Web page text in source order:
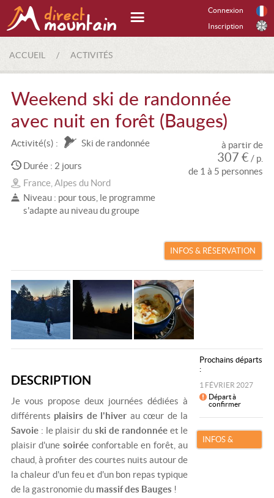
Connexion
Inscription
ACCUEIL / ACTIVITÉS
Weekend ski de randonnée
avec nuit en forêt (Bauges)
Activité(s) : Ski de randonnée
Durée : 2 jours
France, Alpes du Nord
Niveau : pour tous, le programme
s'adapte au niveau du groupe
à partir de
307 € / p.
de 1 à 5 personnes
INFOS & RÉSERVATION
DESCRIPTION
Je vous propose deux journées dédiées à
différents plaisirs de l'hiver au cœur de la
Savoie : le plaisir duski de randonnéeet le
plaisir d'une soirée confortable en forêt, au
chaud, à profiter des courtes nuits autour de
la chaleur d'un feu et d'un bon repas typique
de la gastronomie du massif des Bauges !
Prochains départs
:
1 FÉVRIER 2027
Départ à
confirmer
INFOS &